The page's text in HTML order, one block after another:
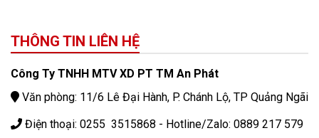
THÔNG TIN LIÊN HỆ
Công Ty TNHH MTV XD PT TM An Phát
Văn phòng: 11/6 Lê Đại Hành, P. Chánh Lộ, TP Quảng Ngãi
Điện thoại: 0255 3515868 - Hotline/Zalo: 0889 217 579